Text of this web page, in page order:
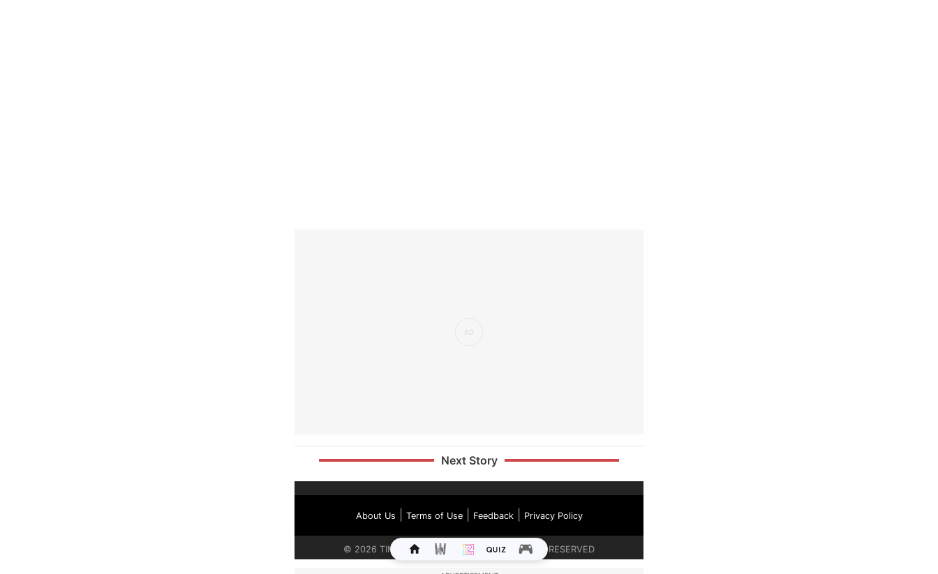
Next Story
About Us Terms of Use| Feedback| Privacy Policy
© 2026 TIMES INTERNET LIMITED. ALL RIGHTS RESERVED